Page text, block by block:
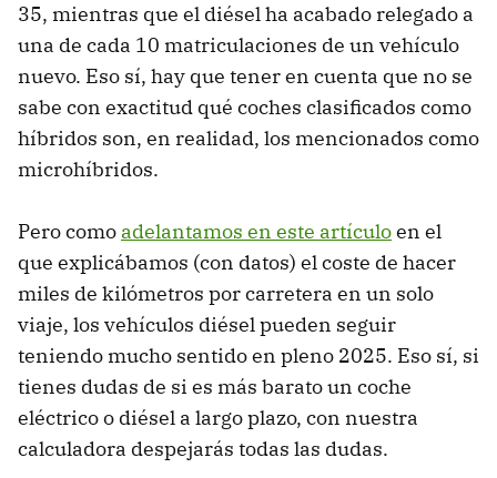
35, mientras que el diésel ha acabado relegado a
una de cada 10 matriculaciones de un vehículo
nuevo. Eso sí, hay que tener en cuenta que no se
sabe con exactitud qué coches clasificados como
híbridos son, en realidad, los mencionados como
microhíbridos.
Pero como adelantamos en este artículoen el
que explicábamos (con datos) el coste de hacer
miles de kilómetros por carretera en un solo
viaje, los vehículos diésel pueden seguir
teniendo mucho sentido en pleno 2025. Eso sí, si
tienes dudas de si es más barato un coche
eléctrico o diésel a largo plazo, con nuestra
calculadora despejarás todas las dudas.